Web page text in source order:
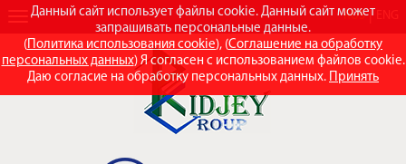
Данный сайт использует файлы cookie. Данный сайт может
запрашивать персональные данные.
(Политика использования cookie), (Соглашение на обработку
персональных данных) Я согласен с использованием файлов cookie.
Даю согласие на обработку персональных данных. Принять
RUS